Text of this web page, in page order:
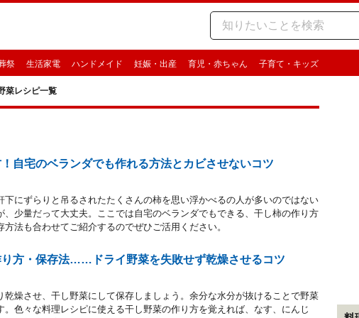
祭 生活家電 ハンドメイド 妊娠・出産 育児・赤ちゃん 子育て・キッズ
菜レシピ一覧
自宅のベランダでも作れる方法とカビさせないコツ
下にずらりと吊るされたたくさんの柿を思い浮かべるの人が多いのではない
、少量だって大丈夫。ここでは自宅のベランダでもできる、干し柿の作り方
方法も合わせてご紹介するのでぜひご活用ください。
り方・保存法……ドライ野菜を失敗せず乾燥させるコツ
乾燥させ、干し野菜にして保存しましょう。余分な水分が抜けることで野菜
。色々な料理レシピに使える干し野菜の作り方を覚えれば、なす、にんじ